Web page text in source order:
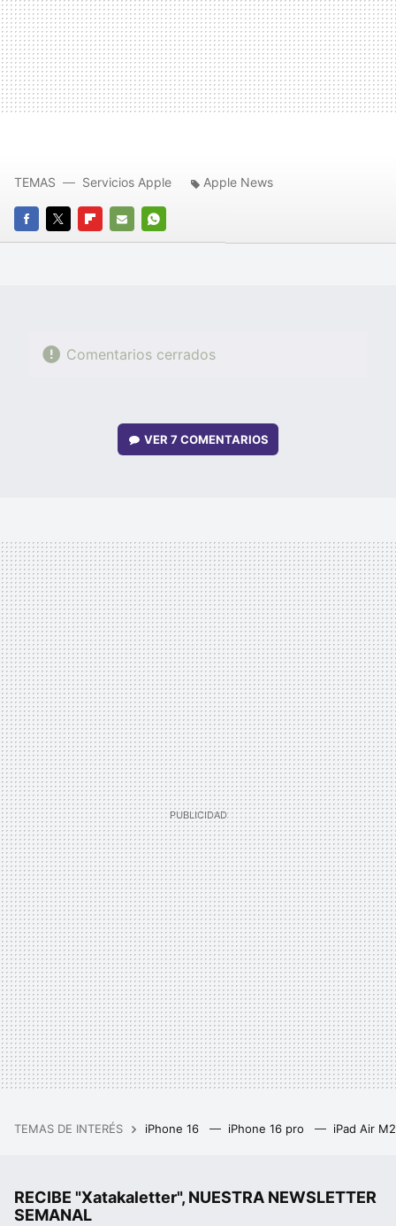
FACEBOOK
TWITTERFLIPBOARD
E-
WHATSAPP
TEMAS Servicios Apple Apple News
Comentarios cerrados
VER7 COMENTARIOS
TEMAS DE INTERÉS iPhone 16 iPhone 16 pro iPad Air
RECIBE "Xatakaletter", NUESTRA NEWSLETTER
SEMANAL